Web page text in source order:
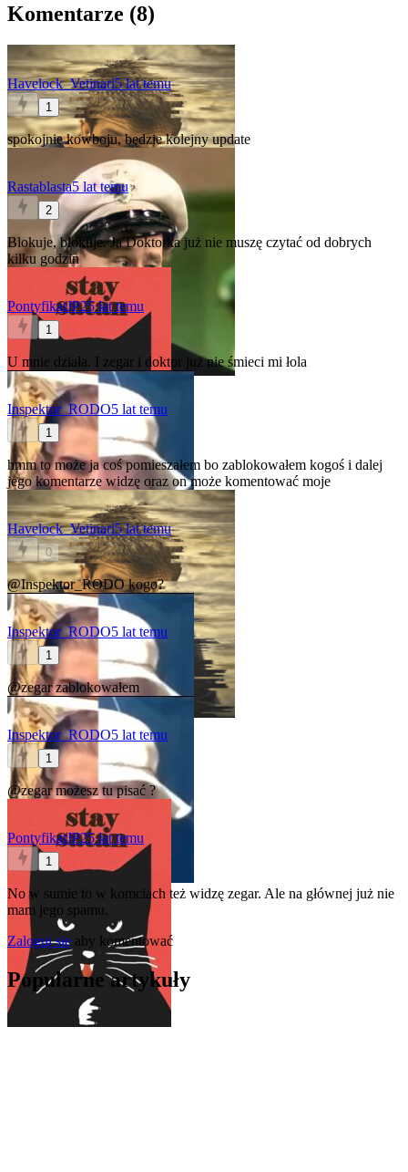
Komentarze (8)
Havelock_Vetinari5 lat temu
1
spokojnie kowboju, będzie kolejny update
Rastablasta5 lat temu
2
Blokuje, blokuje. Ja Doktorka już nie muszę czytać od dobrych
kilku godzin
PontyfikatJP25 lat temu
1
U mnie działa. I zegar i doktor już nie śmieci mi łola
Inspektor_RODO5 lat temu
1
hmm to może ja coś pomieszałem bo zablokowałem kogoś i dalej
jego komentarze widzę oraz on może komentować moje
Havelock_Vetinari5 lat temu
0
@Inspektor_RODOkogo?
Inspektor_RODO5 lat temu
1
@zegarzablokowałem
Inspektor_RODO5 lat temu
1
@zegarmożesz tu pisać ?
PontyfikatJP25 lat temu
1
No w sumie to w komciach też widzę zegar. Ale na głównej już nie
mam jego spamu.
Zaloguj się aby komentować
Popularne artykuły